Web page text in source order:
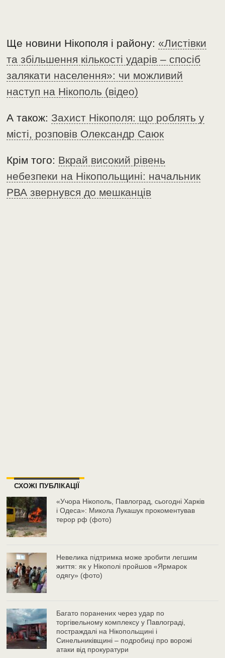
Ще новини Нікополя і району:«Листівки
та збільшення кількості ударів – спосіб
залякати населення»: чи можливий
наступ на Нікополь (відео)
А також: Захист Нікополя: що роблять у
місті, розповів Олександр Саюк
Крім того: Вкрай високий рівень
небезпеки на Нікопольщині: начальник
РВА звернувся до мешканців
СХОЖІ ПУБЛІКАЦІЇ
«Учора Нікополь, Павлоград, сьогодні Харків
і Одеса»: Микола Лукашук прокоментував
терор рф (фото)
Невелика підтримка може зробити легшим
життя: як у Нікополі пройшов «Ярмарок
одягу» (фото)
Багато поранених через удар по
торгівельному комплексу у Павлограді,
постраждалі на Нікопольщині і
Синельниківщині – подробиці про ворожі
атаки від прокуратури